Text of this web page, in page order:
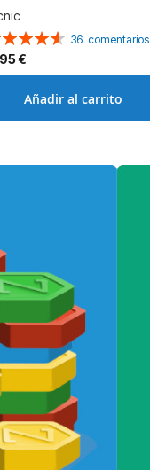
36 comentarios
€
Añadir al carrito